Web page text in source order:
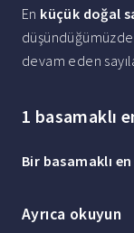
En küçük doğal
devam eden
1 basamaklı
Bir basamaklı
Ayrıca okuyun